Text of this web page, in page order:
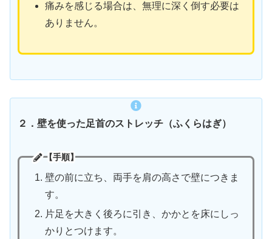
痛みを感じる場合は、無理に深く倒す必要は
ありません。
２．壁を使った足首のストレッチ（ふくらはぎ）
【手順】
壁の前に立ち、両手を肩の高さで壁につきま
す。
片足を大きく後ろに引き、かかとを床にしっ
かりとつけます。